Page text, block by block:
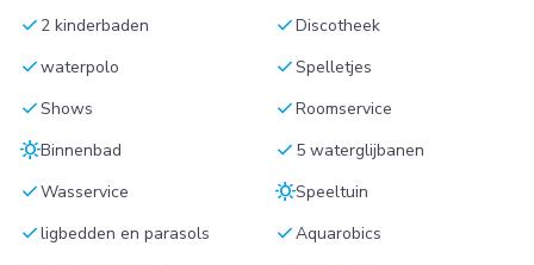
check 2 kinderbaden checkDiscotheek
checkwaterpolo checkSpelletjes
checkShows checkRoomservice
sunnyBinnenbad check 5 waterglijbanen
checkWasservice sunnySpeeltuin
checkligbedden en parasols checkAquarobics